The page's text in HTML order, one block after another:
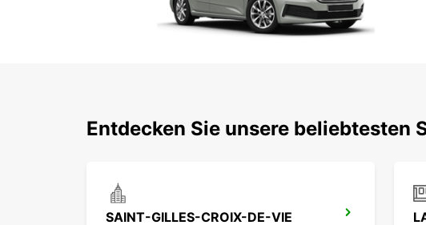
Entdecken Sie unsere beliebtesten
SAINT-GILLES-CROIX-DE-VIE